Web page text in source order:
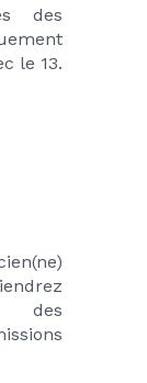
des
le 13.
des